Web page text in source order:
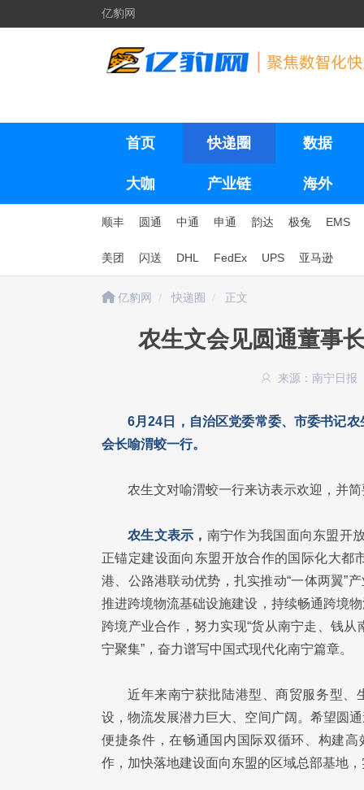
亿豹网
首页 快递圈 数据
大咖 产业链 海外
顺丰 圆通 中通 申通 韵达 极兔 EMS
美团 闪送 DHL FedEx UPS 亚马逊
亿豹网 快递圈 正文
农生文会见圆通董事
来源：南宁日报
6月24日，自治区党委常委、市委书记
会长喻渭蛟一行。
农生文对喻渭蛟一行来访表示欢迎，并
农生文表示， 南宁作为我国面向东盟开
正锚定建设面向东盟开放合作的国际化大都
港、公路港联动优势，扎实推动“一体两翼”
推进跨境物流基础设施建设，持续畅通跨境
跨境产业合作，努力实现“货从南宁走、钱
宁聚集”，奋力谱写中国式现代化南宁篇章。
近年来南宁获批陆港型、商贸服务型
设，物流发展潜力巨大、空间广阔。希望圆
便捷条件，在畅通国内国际双循环、构建
作，加快落地建设面向东盟的区域总部基地